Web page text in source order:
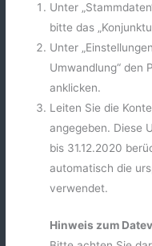
Unter
bitte das
Unter
Umwandlung“ den
anklicken.
Leiten Sie die
angegeben. Diese
bis 31.12.2020
automatisch die
verwendet.
Hinweis zum